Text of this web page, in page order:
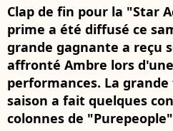
Clap de fin pour la "Star
prime a été diffusé ce
grande gagnante a reçu
affronté Ambre lors
performances. La
saison a fait quelques
colonnes de